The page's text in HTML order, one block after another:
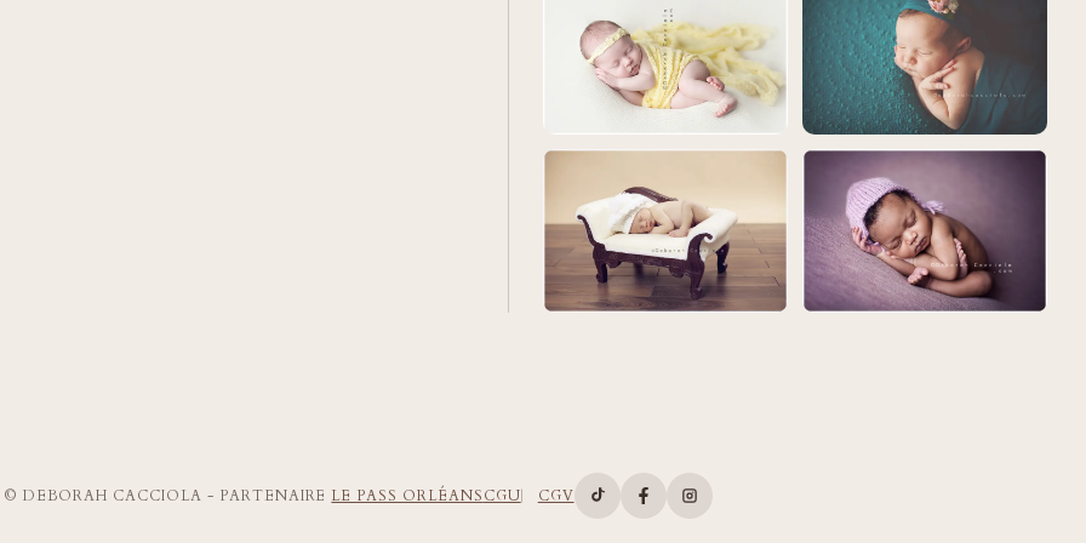
DEBORAH CACCIOLA - PARTENAIRE LE PASS ORLÉANSCGU CGV Compte TikTok de Deborah Cacciola
Page Facebook de Deborah Cacciola
Compte Instagram de Deborah Cacciola